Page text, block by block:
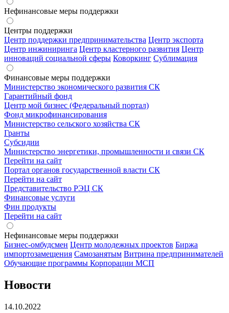
Нефинансовые меры поддержки
Центры поддержки
Центр поддержки предпринимательства Центр экспорта
Центр инжиниринга Центр кластерного развития Центр
инноваций социальной сферы Коворкинг Сублимация
Финансовые меры поддержки
Министерство экономического развития СК
Гарантийный фонд
Центр мой бизнес (Федеральный портал)
Фонд микрофинансирования
Министерство сельского хозяйства СК
Гранты
Субсидии
Министерство энергетики, промышленности и связи СК
Перейти на сайт
Портал органов государственной власти СК
Перейти на сайт
Представительство РЭЦ СК
Финансовые услуги
Фин продукты
Перейти на сайт
Нефинансовые меры поддержки
Бизнес-омбудсмен Центр молодежных проектов Биржа
импортозамещения Cамозанятым Витрина предпринимателей
Обучающие программы Корпорации МСП
Новости
14.10.2022